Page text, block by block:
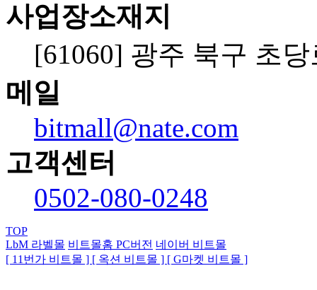
사업장소재지
[61060] 광주 북구 초
메일
bitmall@nate.com
고객센터
0502-080-0248
TOP
LbM 라벨몰 비트몰홈 PC버전 네이버 비트몰
[ 11번가 비트몰 ] [ 옥션 비트몰 ] [ G마켓 비트몰 ]